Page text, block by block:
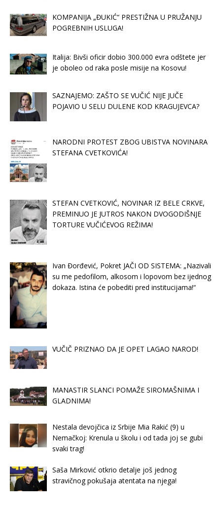
KOMPANIJA „ĐUKIĆ“ PRESTIŽNA U PRUŽANJU
POGREBNIH USLUGA!
Italija: Bivši oficir dobio 300.000 evra odštete jer
je oboleo od raka posle misije na Kosovu!
SAZNAJEMO: ZAŠTO SE VUČIĆ NIJE JUČE
POJAVIO U SELU DULENE KOD KRAGUJEVCA?
NARODNI PROTEST ZBOG UBISTVA NOVINARA
STEFANA CVETKOVIĆA!
STEFAN CVETKOVIĆ, NOVINAR IZ BELE CRKVE,
PREMINUO JE JUTROS NAKON DVOGODIŠNJE
TORTURE VUČIĆEVOG REŽIMA!
Ivan Đorđević, Pokret JAČI OD SISTEMA: „Nazivali
su me pedofilom, alkosom i lopovom bez ijednog
dokaza. Istina će pobediti pred institucijama!“
VUČIČ PRIZNAO DA JE OPET LAGAO NAROD!
MANASTIR SLANCI POMAŽE SIROMAŠNIMA I
GLADNIMA!
Nestala devojčica iz Srbije Mia Rakić (9) u
Nemačkoj: Krenula u školu i od tada joj se gubi
svaki trag!
Saša Mirković otkrio detalje još jednog
stravičnog pokušaja atentata na njega!